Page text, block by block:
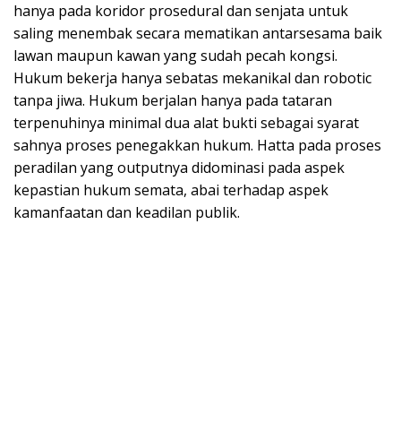
hanya pada koridor prosedural dan senjata untuk
saling menembak secara mematikan antarsesama baik
lawan maupun kawan yang sudah pecah kongsi.
Hukum bekerja hanya sebatas mekanikal dan robotic
tanpa jiwa. Hukum berjalan hanya pada tataran
terpenuhinya minimal dua alat bukti sebagai syarat
sahnya proses penegakkan hukum. Hatta pada proses
peradilan yang outputnya didominasi pada aspek
kepastian hukum semata, abai terhadap aspek
kamanfaatan dan keadilan publik.